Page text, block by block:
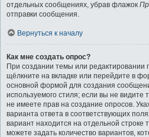
отдельных сообщениях, убрав флажок
отправки сообщения.
Вернуться к началу
Как мне создать опрос?
При создании темы или редактировании
щёлкните на вкладке или перейдите в
основной формой для создания
используемого стиля; если вы не видите
не имеете прав на создание опросов.
варианта ответа в соответствующих
вариант находится на отдельной строке
можете задать количество вариантов,